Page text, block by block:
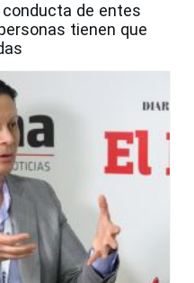
de entes
tienen que